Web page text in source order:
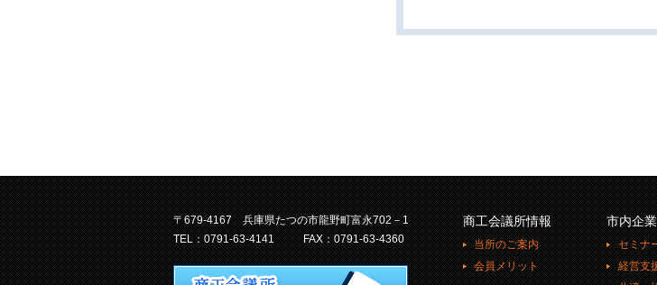
〒679-4167 兵庫県たつの市龍野町富永702－1
TEL：0791-63-4141
FAX：0791-63-4360
商工会議所情報
当所のご案内
会員メリット
市内企
セミナ
経営支